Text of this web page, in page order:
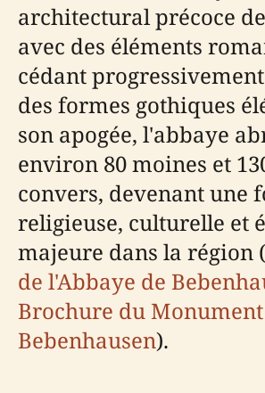
architectural précoce
avec des éléments
cédant
des formes gothiques
son apogée, l'abbaye
environ 80 moines et
convers, devenant une
religieuse, culturelle et
majeure dans la région (
de l'Abbaye de
Brochure du Monument
Bebenhausen).